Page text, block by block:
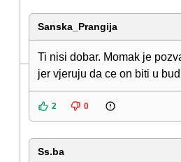
Sanska_Prangija
Ti nisi dobar. Momak je
jer vjeruju da ce on biti u
2 0
Ss.ba